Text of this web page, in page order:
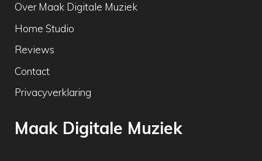
Over Maak Digitale Muziek
Home Studio
Reviews
Contact
Privacyverklaring
Maak Digitale Muziek